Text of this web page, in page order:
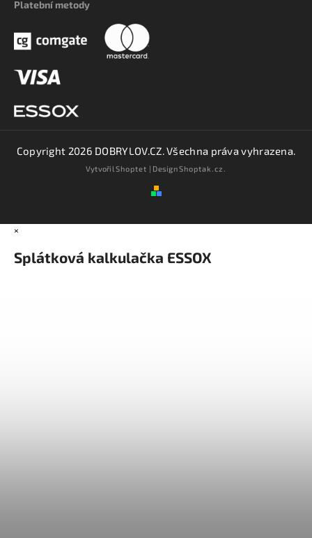
Platební metody
Copyright 2026 DOBRYLOV.CZ. Všechna práva vyhrazena.
VytvořilShoptet | DesignShoptak.cz.
×
Splátková kalkulačka ESSOX